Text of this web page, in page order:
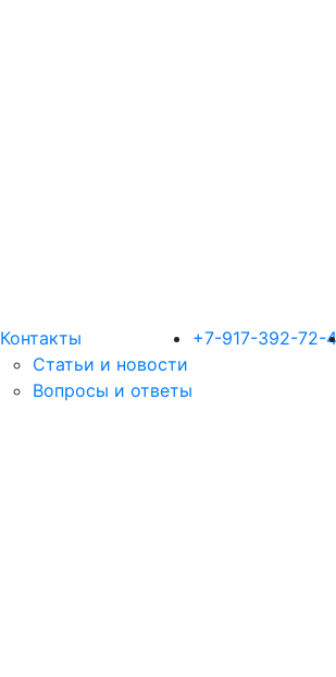
Контакты
Статьи и новости
Вопросы и ответы
+7-917-392-72-